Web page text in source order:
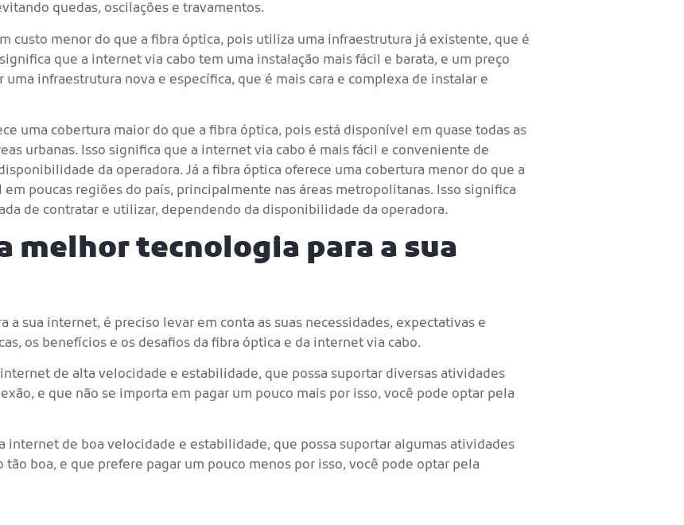
quedas, oscilações e travamentos.
custo menor do que a fibra óptica, pois utiliza uma infraestrutura já existente, que é
significa que a internet via cabo tem uma instalação mais fácil e barata, e um preço
uma infraestrutura nova e específica, que é mais cara e complexa de instalar e
uma cobertura maior do que a fibra óptica, pois está disponível em quase todas as
urbanas. Isso significa que a internet via cabo é mais fácil e conveniente de
da operadora. Já a fibra óptica oferece uma cobertura menor do que a
poucas regiões do país, principalmente nas áreas metropolitanas. Isso significa
de contratar e utilizar, dependendo da disponibilidade da operadora.
melhor tecnologia para a sua
a sua internet, é preciso levar em conta as suas necessidades, expectativas e
os benefícios e os desafios da fibra óptica e da internet via cabo.
de alta velocidade e estabilidade, que possa suportar diversas atividades
e que não se importa em pagar um pouco mais por isso, você pode optar pela
internet de boa velocidade e estabilidade, que possa suportar algumas atividades
boa, e que prefere pagar um pouco menos por isso, você pode optar pela